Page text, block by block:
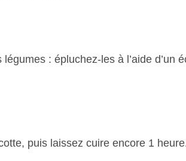
: épluchez-les à l’aide d’un
puis laissez cuire encore 1